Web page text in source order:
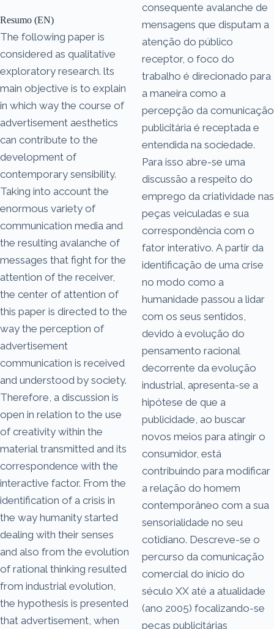
Resumo (EN)
The following paper is
considered as qualitative
exploratory research. lts
main objective is to explain
in which way the course of
advertisement aesthetics
can contribute to the
development of
contemporary sensibility.
Taking into account the
enormous variety of
communication media and
the resulting avalanche of
messages that fight for the
attention of the receiver,
the center of attention of
this paper is directed to the
way the perception of
advertisement
communication is received
and understood by society.
Therefore, a discussion is
open in relation to the use
of creativity within the
material transmitted and its
correspondence with the
interactive factor. From the
identification of a crisis in
the way humanity started
dealing with their senses
and also from the evolution
of rational thinking resulted
from industrial evolution,
the hypothesis is presented
that advertisement, when
consequente avalanche de
mensagens que disputam a
atenção do público
receptor, o foco do
trabalho é direcionado para
a maneira como a
percepção da comunicação
publicitária é receptada e
entendida na sociedade.
Para isso abre-se uma
discussão a respeito do
emprego da criatividade nas
peças veiculadas e sua
correspondência com o
fator interativo. A partir da
identificação de uma crise
no modo como a
humanidade passou a lidar
com os seus sentidos,
devido à evolução do
pensamento racional
decorrente da evolução
industrial, apresenta-se a
hipótese de que a
publicidade, ao buscar
novos meios para atingir o
consumidor, está
contribuindo para modificar
a relação do homem
contemporâneo com a sua
sensorialidade no seu
cotidiano. Descreve-se o
percurso da comunicação
comercial do início do
século XX até a atualidade
(ano 2005) focalizando-se
peças publicitárias